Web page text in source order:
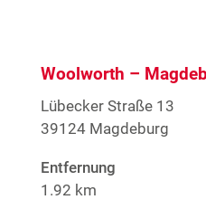
Woolworth –
Lübecker Straße 13
39124 Magdeburg
Entfernung
1.92 km